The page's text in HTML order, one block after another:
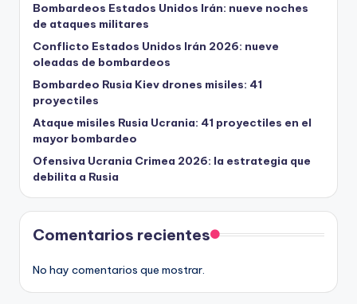
Bombardeos Estados Unidos Irán: nueve noches
de ataques militares
Conflicto Estados Unidos Irán 2026: nueve
oleadas de bombardeos
Bombardeo Rusia Kiev drones misiles: 41
proyectiles
Ataque misiles Rusia Ucrania: 41 proyectiles en el
mayor bombardeo
Ofensiva Ucrania Crimea 2026: la estrategia que
debilita a Rusia
Comentarios recientes
No hay comentarios que mostrar.